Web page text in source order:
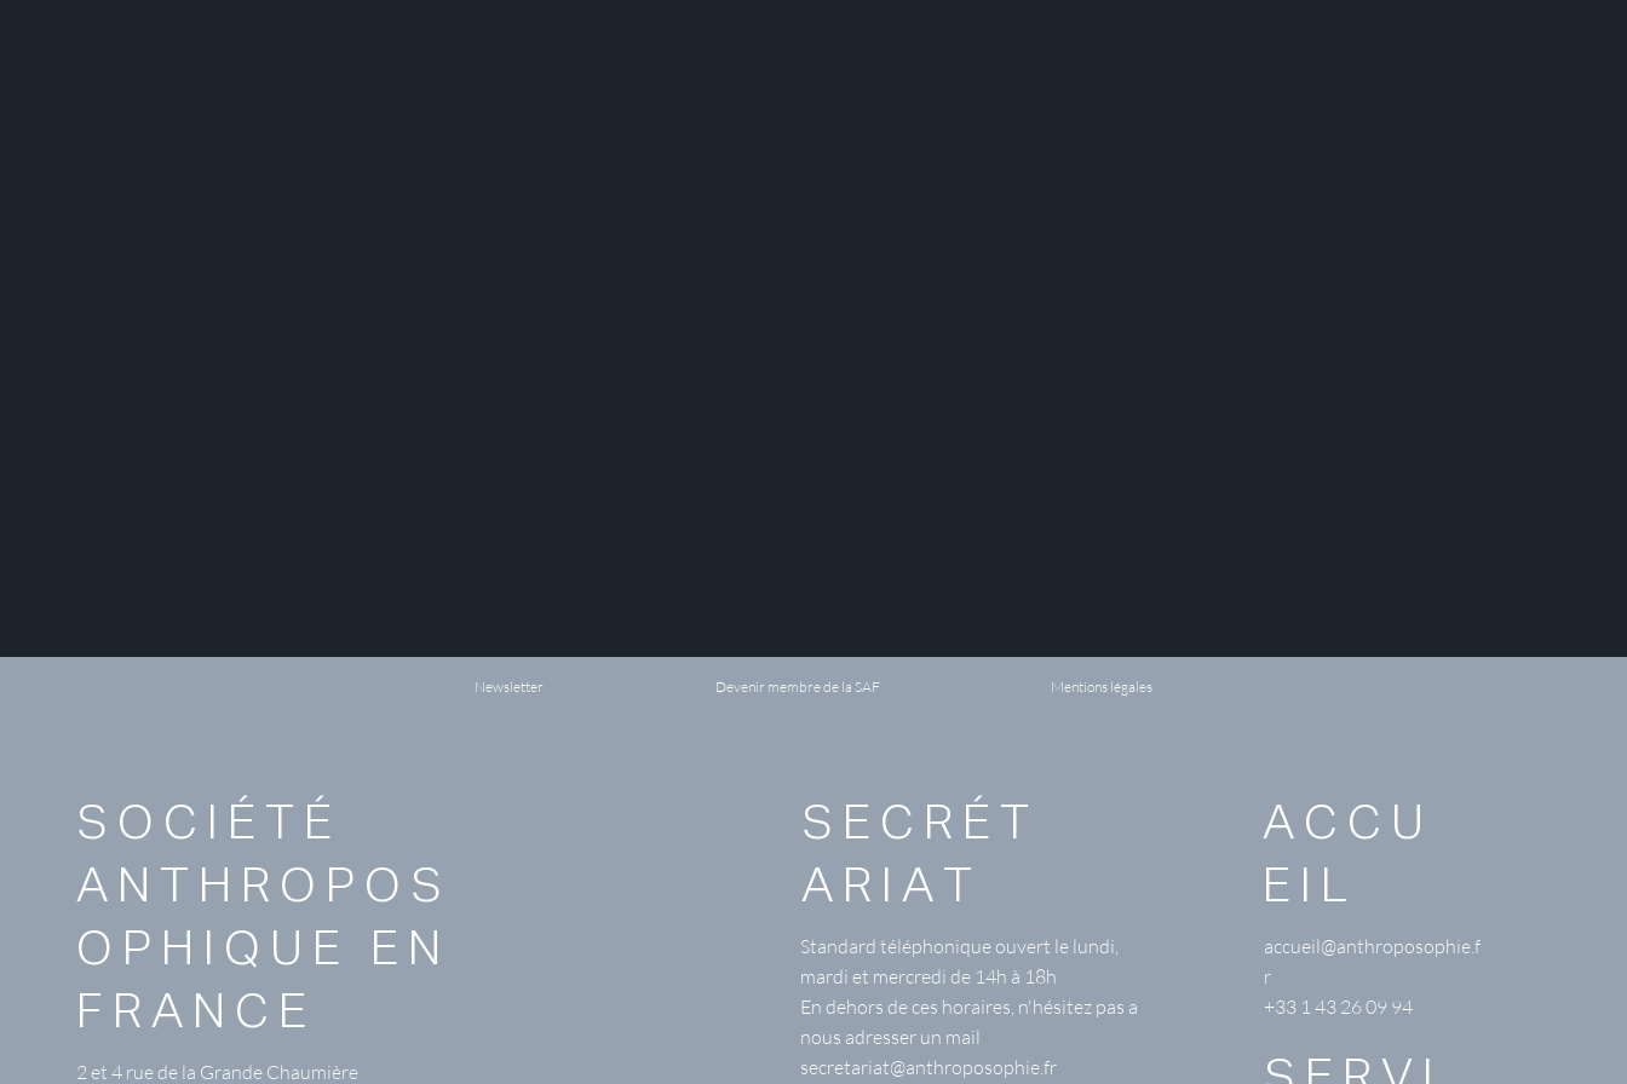
Newsletter Devenir membre de la SAF Mentions légales
SECRÉT
ARIAT
Standard téléphonique ouvert le lundi,
mardi et mercredi de 14h à 18h
En dehors de ces horaires, n'hésitez pas a
nous adresser un mail
secretariat@anthroposophie.fr
SOCIÉTÉ
ANTHROPOS
OPHIQUE EN
FRANCE
2 et 4 rue de la Grande Chaumière
ACCU
EIL
accueil@anthroposophie.f
r
+33 1 43 26 09 94